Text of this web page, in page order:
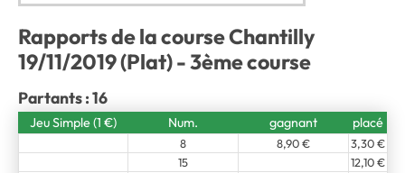
Rapports de la course Chantilly
19/11/2019 (Plat) - 3ème course
Partants : 16
Jeu Simple (1 €) Num. gagnant placé
8 8,90 €
3,30 €
15
12,10 €